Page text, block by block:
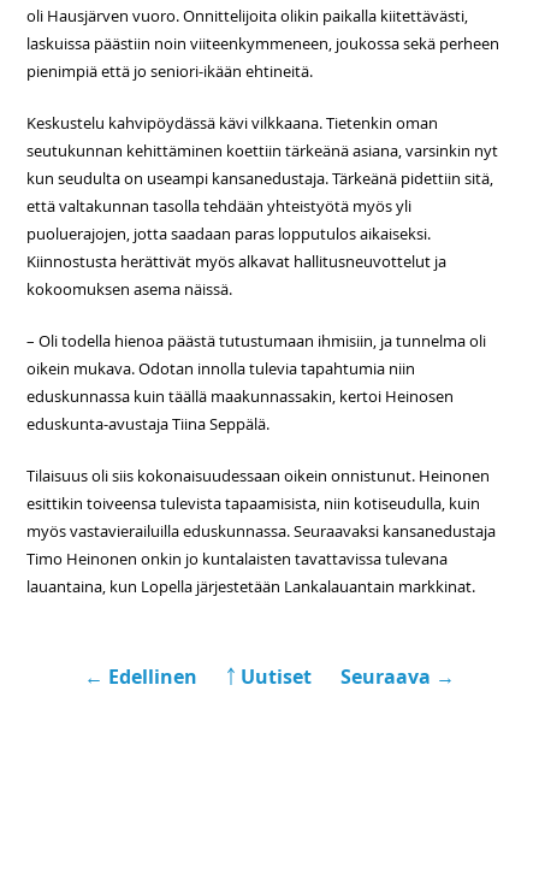
oli Hausjärven vuoro. Onnittelijoita olikin paikalla kiitettävästi,
laskuissa päästiin noin viiteenkymmeneen, joukossa sekä perheen
pienimpiä että jo seniori-ikään ehtineitä.
Keskustelu kahvipöydässä kävi vilkkaana. Tietenkin oman
seutukunnan kehittäminen koettiin tärkeänä asiana, varsinkin nyt
kun seudulta on useampi kansanedustaja. Tärkeänä pidettiin sitä,
että valtakunnan tasolla tehdään yhteistyötä myös yli
puoluerajojen, jotta saadaan paras lopputulos aikaiseksi.
Kiinnostusta herättivät myös alkavat hallitusneuvottelut ja
kokoomuksen asema näissä.
– Oli todella hienoa päästä tutustumaan ihmisiin, ja tunnelma oli
oikein mukava. Odotan innolla tulevia tapahtumia niin
eduskunnassa kuin täällä maakunnassakin, kertoi Heinosen
eduskunta-avustaja Tiina Seppälä.
Tilaisuus oli siis kokonaisuudessaan oikein onnistunut. Heinonen
esittikin toiveensa tulevista tapaamisista, niin kotiseudulla, kuin
myös vastavierailuilla eduskunnassa. Seuraavaksi kansanedustaja
Timo Heinonen onkin jo kuntalaisten tavattavissa tulevana
lauantaina, kun Lopella järjestetään Lankalauantain markkinat.
← Edellinen ￪ Uutiset Seuraava →